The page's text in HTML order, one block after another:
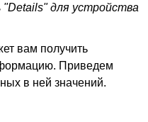
"Details" для устройства
вам получить
Приведем
в ней значений.